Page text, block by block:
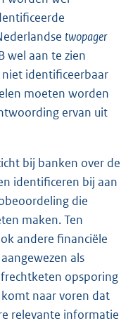
twopager
wel aan te zien
niet identificeerbaar
moeten worden
ervan uit
bij banken over de
identificeren bij aan
die
maken. Ten
andere financiële
als
opsporing
komt naar voren dat
relevante informatie